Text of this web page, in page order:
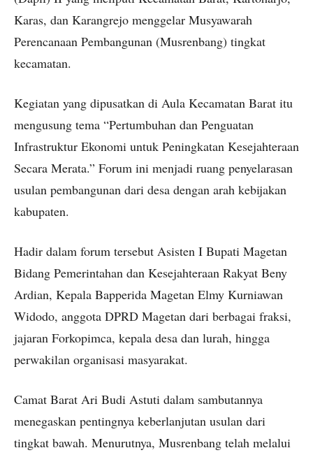
Karas, dan Karangrejo menggelar Musyawarah
Perencanaan Pembangunan (Musrenbang) tingkat
kecamatan.
Kegiatan yang dipusatkan di Aula Kecamatan Barat itu
mengusung tema “Pertumbuhan dan Penguatan
Infrastruktur Ekonomi untuk Peningkatan Kesejahteraan
Secara Merata.” Forum ini menjadi ruang penyelarasan
usulan pembangunan dari desa dengan arah kebijakan
kabupaten.
Hadir dalam forum tersebut Asisten I Bupati Magetan
Bidang Pemerintahan dan Kesejahteraan Rakyat Beny
Ardian, Kepala Bapperida Magetan Elmy Kurniawan
Widodo, anggota DPRD Magetan dari berbagai fraksi,
jajaran Forkopimca, kepala desa dan lurah, hingga
perwakilan organisasi masyarakat.
Camat Barat Ari Budi Astuti dalam sambutannya
menegaskan pentingnya keberlanjutan usulan dari
tingkat bawah. Menurutnya, Musrenbang telah melalui